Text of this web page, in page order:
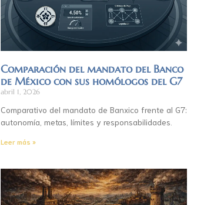
Comparación del mandato del Banco
de México con sus homólogos del G7
abril 1, 2026
Comparativo del mandato de Banxico frente al G7:
autonomía, metas, límites y responsabilidades.
Leer más »